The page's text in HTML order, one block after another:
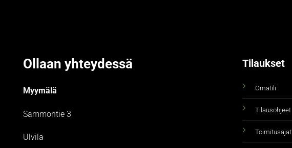
Ollaan yhteydessä
Myymälä
Sammontie 3
Ulvila
Tilaukset
Omatili
Tilausohjeet
Toimitusajat